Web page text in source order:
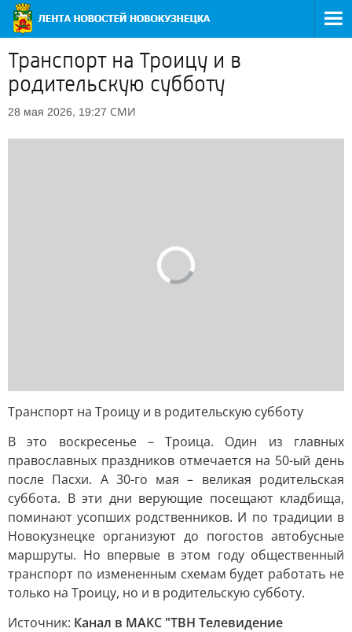
Транспорт на Троицу и в
родительскую субботу
28 мая 2026, 19:27 СМИ
Транспорт на Троицу и в родительскую субботу
В это воскресенье – Троица. Один из главных
православных праздников отмечается на 50-ый день
после Пасхи. А 30-го мая – великая родительская
суббота. В эти дни верующие посещают кладбища,
поминают усопших родственников. И по традиции в
Новокузнецке организуют до погостов автобусные
маршруты. Но впервые в этом году общественный
транспорт по измененным схемам будет работать не
только на Троицу, но и в родительскую субботу.
Источник: Канал в МАКС "ТВН Телевидение